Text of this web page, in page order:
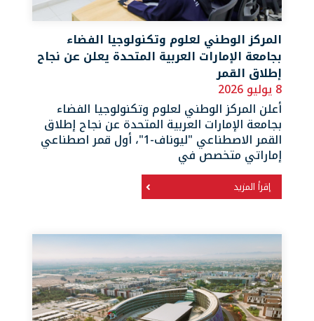
المركز الوطني لعلوم وتكنولوجيا الفضاء
بجامعة الإمارات العربية المتحدة يعلن عن نجاح
إطلاق القمر
8 يوليو 2026
أعلن المركز الوطني لعلوم وتكنولوجيا الفضاء
بجامعة الإمارات العربية المتحدة عن نجاح إطلاق
القمر الاصطناعي "ليوناف-1"، أول قمر اصطناعي
إماراتي متخصص في
إقرأ المزيد